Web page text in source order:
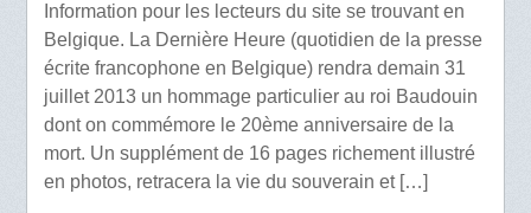
Information pour les lecteurs du site se trouvant en
Belgique. La Dernière Heure (quotidien de la presse
écrite francophone en Belgique) rendra demain 31
juillet 2013 un hommage particulier au roi Baudouin
dont on commémore le 20ème anniversaire de la
mort. Un supplément de 16 pages richement illustré
en photos, retracera la vie du souverain et […]